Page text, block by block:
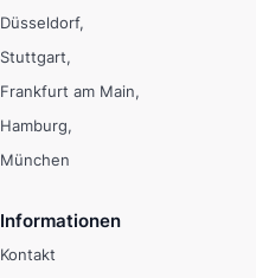
Düsseldorf
Stuttgart
Frankfurt am Main
Hamburg
München
Informationen
Kontakt